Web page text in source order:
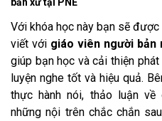
Với khóa học này bạn sẽ
viết với giáo viên người bản
giúp bạn học và cải thiện
luyện nghe tốt và hiệu quả.
thực hành nói, thảo luận
những nội trên chắc chắn